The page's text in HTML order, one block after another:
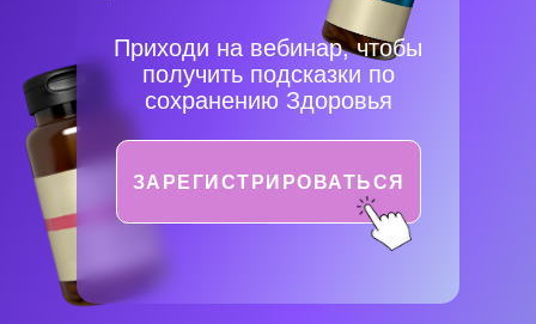
ЗАРЕГИСТРИРОВАТЬСЯ
Приходи на вебинар, чтобы
получить подсказки по
сохранению Здоровья